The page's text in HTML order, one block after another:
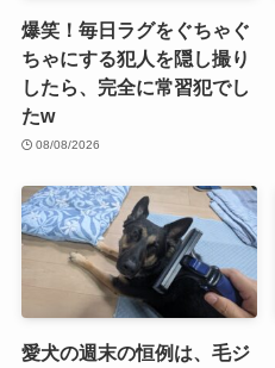
爆笑！毎日ラグをぐちゃぐ
ちゃにする犯人を隠し撮り
したら、完全に常習犯でし
たw
08/08/2026
愛犬の週末の恒例は、毛ジ